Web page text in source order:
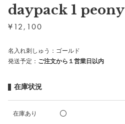
daypack 1 peony
¥12,100
名入れ刺しゅう：ゴールド
発送予定： ご注文から１営業日以内
在庫状況
在庫あり